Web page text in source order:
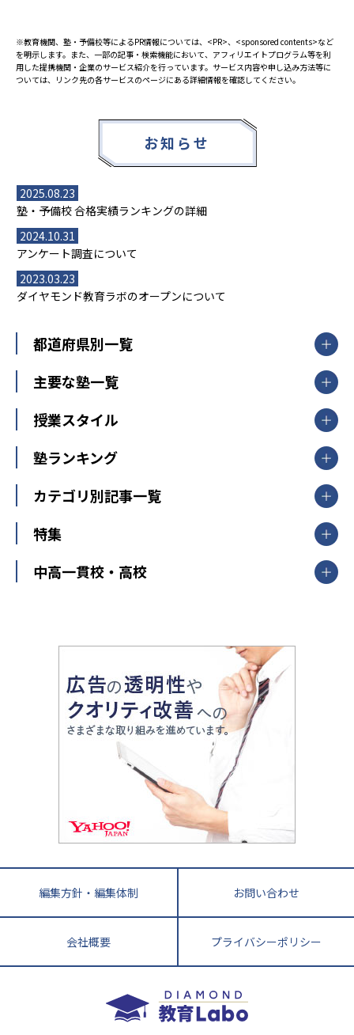
※教育機関、塾・予備校等によるPR情報については、<PR>、<sponsored contents>など
を明示します。また、一部の記事・検索機能において、アフィリエイトプログラム等を利
用した提携機関・企業のサービス紹介を行っています。サービス内容や申し込み方法等に
ついては、リンク先の各サービスのページにある詳細情報を確認してください。
お知らせ
2025.08.23
塾・予備校 合格実績ランキングの詳細
2024.10.31
アンケート調査について
2023.03.23
ダイヤモンド教育ラボのオープンについて
都道府県別一覧
北海道・東北
山形県
福島県
関東
東京都
神奈川県
茨城県
栃木県
群馬県
新潟県
中部
愛知県
静岡県
長野県
大阪府
兵庫県 京都府 奈良県
和歌山県
鳥取県
島根県 岡山県 広島県
香川県
高知県
長崎県 熊本県
鹿児島県 沖縄県
主要な塾一覧
【掲載塾一覧を見る】
東京個別指導学院
明光義塾
個別教室のトライ
武田塾
授業スタイル
個別指導
オンライン指導
塾ランキング
中学受験ランキング
カテゴリ別記事一覧
中学受験
大学受験
教育全般
大学受験塾の選び方
中学受験に熱心な市区町村ランキング
小学校受験
家庭教師
特集
開成番長直伝！子どもの受験を成功させる方法
運動と遊びを考える
情報Ⅰ、数学が苦手な人注目！最短距離の学力
アップ法
悩み多き「大学受験」相談室
英語・英会話・英検対策
小学校教師が解説！中学受験のリアル
教育ジャーナリストが徹底解説！ 大学受験の羅
中高一貫校・高校
大学入試改革
ママテクエグザム
進化する中高一貫校・高校
編集方針・編集体制 お問い合わせ
会社概要 プライバシーポリシー